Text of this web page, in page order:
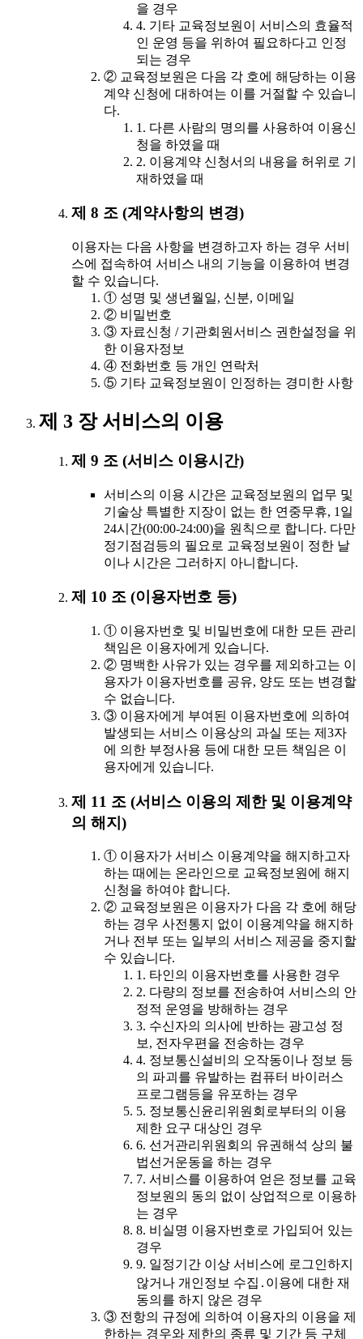
을 경우
4. 기타 교육정보원이 서비스의 효율적
인 운영 등을 위하여 필요하다고 인정
되는 경우
② 교육정보원은 다음 각 호에 해당하는 이용
계약 신청에 대하여는 이를 거절할 수 있습니
다.
1. 다른 사람의 명의를 사용하여 이용신
청을 하였을 때
2. 이용계약 신청서의 내용을 허위로 기
재하였을 때
제 8 조 (계약사항의 변경)
이용자는 다음 사항을 변경하고자 하는 경우 서비
스에 접속하여 서비스 내의 기능을 이용하여 변경
할 수 있습니다.
① 성명 및 생년월일, 신분, 이메일
② 비밀번호
③ 자료신청 / 기관회원서비스 권한설정을 위
한 이용자정보
④ 전화번호 등 개인 연락처
⑤ 기타 교육정보원이 인정하는 경미한 사항
제 3 장 서비스의 이용
제 9 조 (서비스 이용시간)
서비스의 이용 시간은 교육정보원의 업무 및
기술상 특별한 지장이 없는 한 연중무휴, 1일
24시간(00:00-24:00)을 원칙으로 합니다. 다만
정기점검등의 필요로 교육정보원이 정한 날
이나 시간은 그러하지 아니합니다.
제 10 조 (이용자번호 등)
① 이용자번호 및 비밀번호에 대한 모든 관리
책임은 이용자에게 있습니다.
② 명백한 사유가 있는 경우를 제외하고는 이
용자가 이용자번호를 공유, 양도 또는 변경할
수 없습니다.
③ 이용자에게 부여된 이용자번호에 의하여
발생되는 서비스 이용상의 과실 또는 제3자
에 의한 부정사용 등에 대한 모든 책임은 이
용자에게 있습니다.
제 11 조 (서비스 이용의 제한 및 이용계약
의 해지)
① 이용자가 서비스 이용계약을 해지하고자
하는 때에는 온라인으로 교육정보원에 해지
신청을 하여야 합니다.
② 교육정보원은 이용자가 다음 각 호에 해당
하는 경우 사전통지 없이 이용계약을 해지하
거나 전부 또는 일부의 서비스 제공을 중지할
수 있습니다.
1. 타인의 이용자번호를 사용한 경우
2. 다량의 정보를 전송하여 서비스의 안
정적 운영을 방해하는 경우
3. 수신자의 의사에 반하는 광고성 정
보, 전자우편을 전송하는 경우
4. 정보통신설비의 오작동이나 정보 등
의 파괴를 유발하는 컴퓨터 바이러스
프로그램등을 유포하는 경우
5. 정보통신윤리위원회로부터의 이용
제한 요구 대상인 경우
6. 선거관리위원회의 유권해석 상의 불
법선거운동을 하는 경우
7. 서비스를 이용하여 얻은 정보를 교육
정보원의 동의 없이 상업적으로 이용하
는 경우
8. 비실명 이용자번호로 가입되어 있는
경우
9. 일정기간 이상 서비스에 로그인하지
않거나 개인정보 수집․이용에 대한 재
동의를 하지 않은 경우
③ 전항의 규정에 의하여 이용자의 이용을 제
한하는 경우와 제한의 종류 및 기간 등 구체